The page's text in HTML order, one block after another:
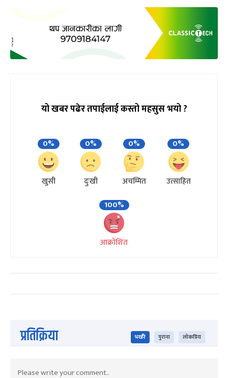
यो खबर पढेर तपाईलाई कस्तो महसुस भयो ?
0%
खुसी
0%
दुःखी
0%
अचम्मित
0%
उत्साहित
100%
आक्रोशित
प्रतिक्रिया भर्खरै पुराना लोकप्रिय